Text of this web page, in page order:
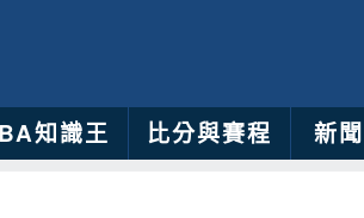
知識王 比分與賽程 新聞